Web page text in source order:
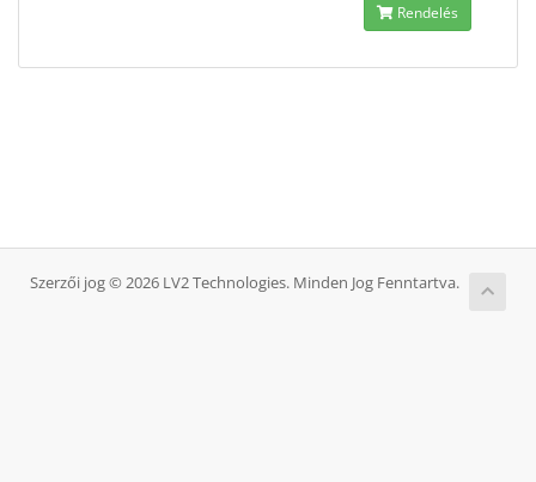
Rendelés
Szerzői jog © 2026 LV2 Technologies. Minden Jog Fenntartva.